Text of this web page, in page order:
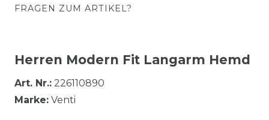
FRAGEN ZUM ARTIKEL?
Herren Modern Fit Langarm Hemd
Art. Nr.: 226110890
Marke: Venti